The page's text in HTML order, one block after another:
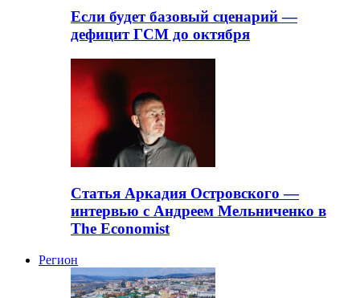
Если будет базовый сценарий —
дефицит ГСМ до октября
Статья Аркадия Островского —
интервью с Андреем Мельниченко в
The Economist
Регион